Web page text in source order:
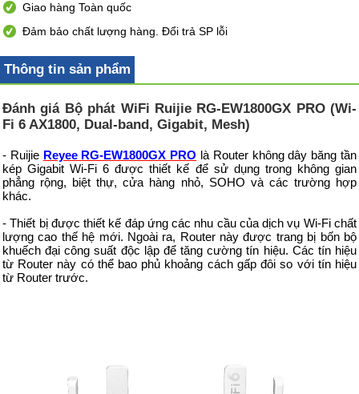
Giao hàng Toàn quốc
Đảm bảo chất lượng hàng. Đổi trả SP lỗi
Thông tin sản phẩm
Đánh giá Bộ phát WiFi Ruijie RG-EW1800GX PRO (Wi-
Fi 6 AX1800, Dual-band, Gigabit, Mesh)
- Ruijie Reyee RG-EW1800GX PRO là Router không dây băng tần
kép Gigabit Wi-Fi 6 được thiết kế để sử dụng trong không gian
phẳng rộng, biệt thự, cửa hàng nhỏ, SOHO và các trường hợp
khác.
- Thiết bị được thiết kế đáp ứng các nhu cầu của dịch vụ Wi-Fi chất
lượng cao thế hệ mới. Ngoài ra, Router này được trang bị bốn bộ
khuếch đại công suất độc lập để tăng cường tín hiệu. Các tín hiệu
từ Router này có thể bao phủ khoảng cách gấp đôi so với tín hiệu
từ Router trước.